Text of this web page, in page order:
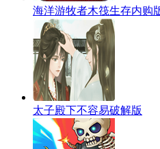
海洋游牧者木筏生存内购
太子殿下不容易破解版